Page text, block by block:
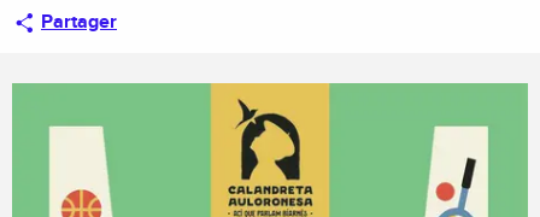
Partager